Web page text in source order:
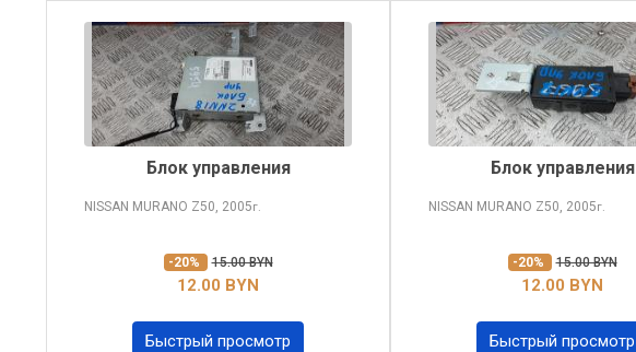
Блок управления
NISSAN MURANO Z50, 2005г.
-20% 15.00 BYN
12.00 BYN
Быстрый просмотр
Блок управления
NISSAN MURANO Z50, 2005г.
-20% 15.00 BYN
12.00 BYN
Быстрый просмотр